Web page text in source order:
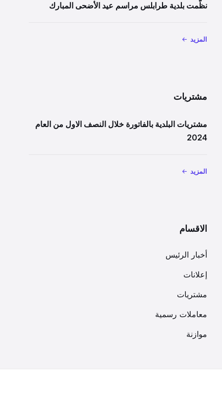
نظّمت بلدية طرابلس مراسم عيد الأضحى المبارك
المزيد
مشتريات
مشتريات البلدية بالفاتورة خلال النصف الاول من العام
2024
المزيد
الاقسام
أخبار الرئيس
إعلانات
مشتريات
معاملات رسمية
موازنة